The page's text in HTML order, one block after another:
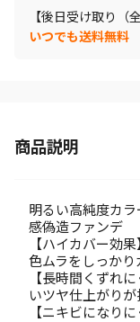
【後日受け取り（
いつでも送料無料
商品説明
明るい高純度カ
感偽造ファンデ
【ハイカバー効
色ムラをしっかり
【長時間くずれ
いツヤ仕上がりが
【ニキビになりに